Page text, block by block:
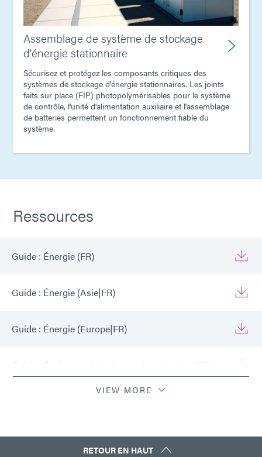
Assemblage de système de stockage
d'énergie stationnaire
Sécurisez et protégez les composants critiques des
systèmes de stockage d'énergie stationnaires. Les joints
faits sur place (FIP) photopolymérisables pour le système
de contrôle, l'unité d'alimentation auxiliaire et l'assemblage
de batteries permettent un fonctionnement fiable du
système.
Ressources
Guide : Énergie (FR)
Guide : Énergie (Asie|FR)
Guide : Énergie (Europe|FR)
Guide : Équipement de photopolymérisation (EN)
Guide : Équipement de photopolymérisation
VIEW MORE
RETOUR EN HAUT